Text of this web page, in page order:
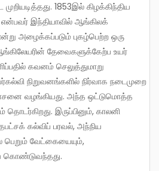
1853இல் கிழக்கிந்திய
என்பவர் இந்தியாவில் ஆங்கிலக்
அழைக்கப்படும் புகழ்பெற்ற ஒரு
தேவைகளுக்கேற்ப உயர்
கவனம் செலுத்துமாறு
நிறுவனங்களில் நிர்வாக நடைமுறை
வழங்கியது. அந்த ஒட்டுமொத்த
இருப்பினும், காலனி
கல்விப் பரவல், அந்நிய
பெறும் வேட்கையையும்,
கொண்டுவந்தது.